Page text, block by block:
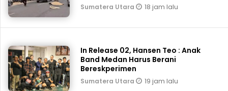
Sumatera Utara 18 jam lalu
In Release 02, Hansen Teo : Anak
Band Medan Harus Berani
Bereskperimen
Sumatera Utara 19 jam lalu